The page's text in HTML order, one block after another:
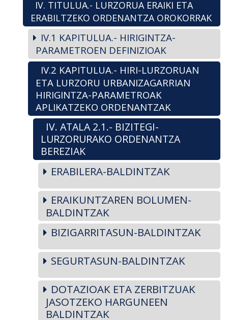
IV. TITULUA.- LURZORUA ERAIKI ETA
ERABILTZEKO ORDENANTZA OROKORRAK
IV.1 KAPITULUA.- HIRIGINTZA-
PARAMETROEN DEFINIZIOAK
IV.2 KAPITULUA.- HIRI-LURZORUAN
ETA LURZORU URBANIZAGARRIAN
HIRIGINTZA-PARAMETROAK
APLIKATZEKO ORDENANTZAK
IV. ATALA 2.1.- BIZITEGI-
LURZORURAKO ORDENANTZA
BEREZIAK
ERABILERA-BALDINTZAK
ERAIKUNTZAREN BOLUMEN-
BALDINTZAK
BIZIGARRITASUN-BALDINTZAK
SEGURTASUN-BALDINTZAK
DOTAZIOAK ETA ZERBITZUAK
JASOTZEKO HARGUNEEN
BALDINTZAK